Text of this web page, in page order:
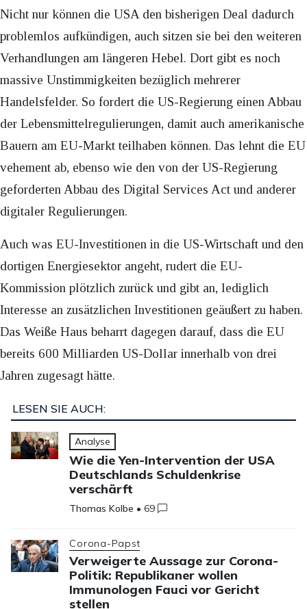
Nicht nur können die USA den bisherigen Deal dadurch
problemlos aufkündigen, auch sitzen sie bei den weiteren
Verhandlungen am längeren Hebel. Dort gibt es noch
massive Unstimmigkeiten bezüglich mehrerer
Handelsfelder. So fordert die US-Regierung einen Abbau
der Lebensmittelregulierungen, damit auch amerikanische
Bauern am EU-Markt teilhaben können. Das lehnt die EU
vehement ab, ebenso wie den von der US-Regierung
geforderten Abbau des Digital Services Act und anderer
digitaler Regulierungen.
Auch was EU-Investitionen in die US-Wirtschaft und den
dortigen Energiesektor angeht, rudert die EU-
Kommission plötzlich zurück und gibt an, lediglich
Interesse an zusätzlichen Investitionen geäußert zu haben.
Das Weiße Haus beharrt dagegen darauf, dass die EU
bereits 600 Milliarden US-Dollar innerhalb von drei
Jahren zugesagt hätte.
LESEN SIE AUCH:
Analyse
Wie die Yen-Intervention der USA
Deutschlands Schuldenkrise
verschärft
Thomas Kolbe •69
Corona-Papst
Verweigerte Aussage zur Corona-
Politik: Republikaner wollen
Immunologen Fauci vor Gericht
stellen